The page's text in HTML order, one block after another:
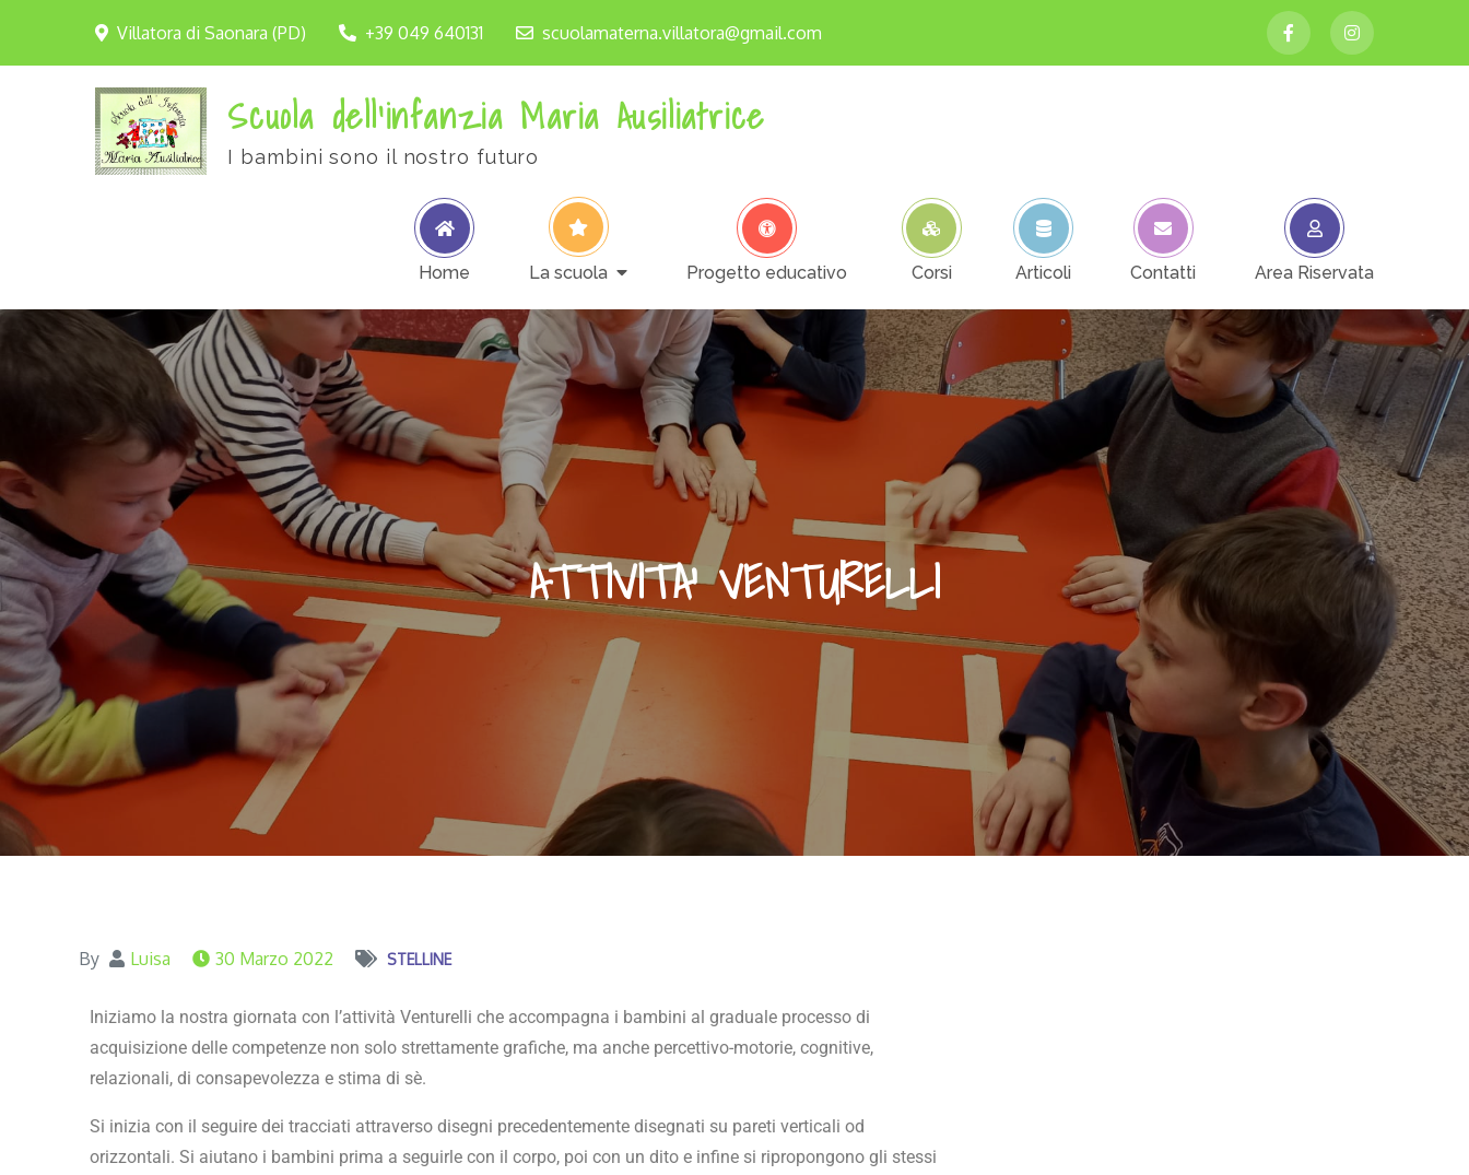
Villatora di Saonara (PD) +39 049 640131 scuolamaterna.villatora@gmail.com
Scuola dell'infanzia Maria Ausiliatrice
I bambini sono il nostro futuro
Home La scuola Progetto educativo Corsi Articoli Contatti Area Riservata
ATTIVITA’ VENTURELLI
By Luisa 30 Marzo 2022 STELLINE
Iniziamo la nostra giornata con l’attività Venturelli che accompagna i bambini al graduale processo di
acquisizione delle competenze non solo strettamente grafiche, ma anche percettivo-motorie, cognitive,
relazionali, di consapevolezza e stima di sè.
Si inizia con il seguire dei tracciati attraverso disegni precedentemente disegnati su pareti verticali od
orizzontali. Si aiutano i bambini prima a seguirle con il corpo, poi con un dito e infine si ripropongono gli stessi